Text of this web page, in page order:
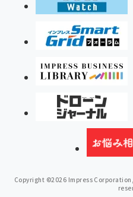
Copyright ©2026 Impress